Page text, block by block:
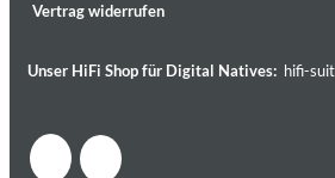
Vertrag widerrufen
Unser HiFi Shop für Digital Natives: hifi-